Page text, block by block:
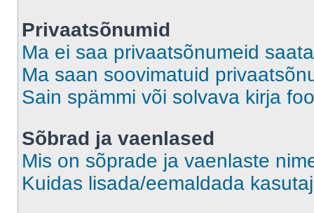
Privaatsõnumid
Ma ei saa privaatsõnumeid
Ma saan soovimatuid
Sain spämmi või solvava kirja
Sõbrad ja vaenlased
Mis on sõprade ja vaenlaste
Kuidas lisada/eemaldada